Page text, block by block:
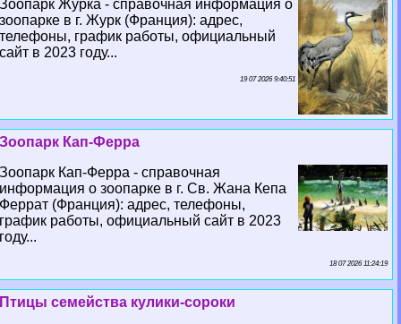
Зоопарк Журка - справочная информация о
зоопарке в г. Журк (Франция): адрес,
телефоны, график работы, официальный
сайт в 2023 году...
19 07 2026 9:40:51
Зоопарк Кап-Ферра
Зоопарк Кап-Ферра - справочная
информация о зоопарке в г. Св. Жана Кепа
Феррат (Франция): адрес, телефоны,
график работы, официальный сайт в 2023
году...
18 07 2026 11:24:19
Птицы семейства кулики-сороки